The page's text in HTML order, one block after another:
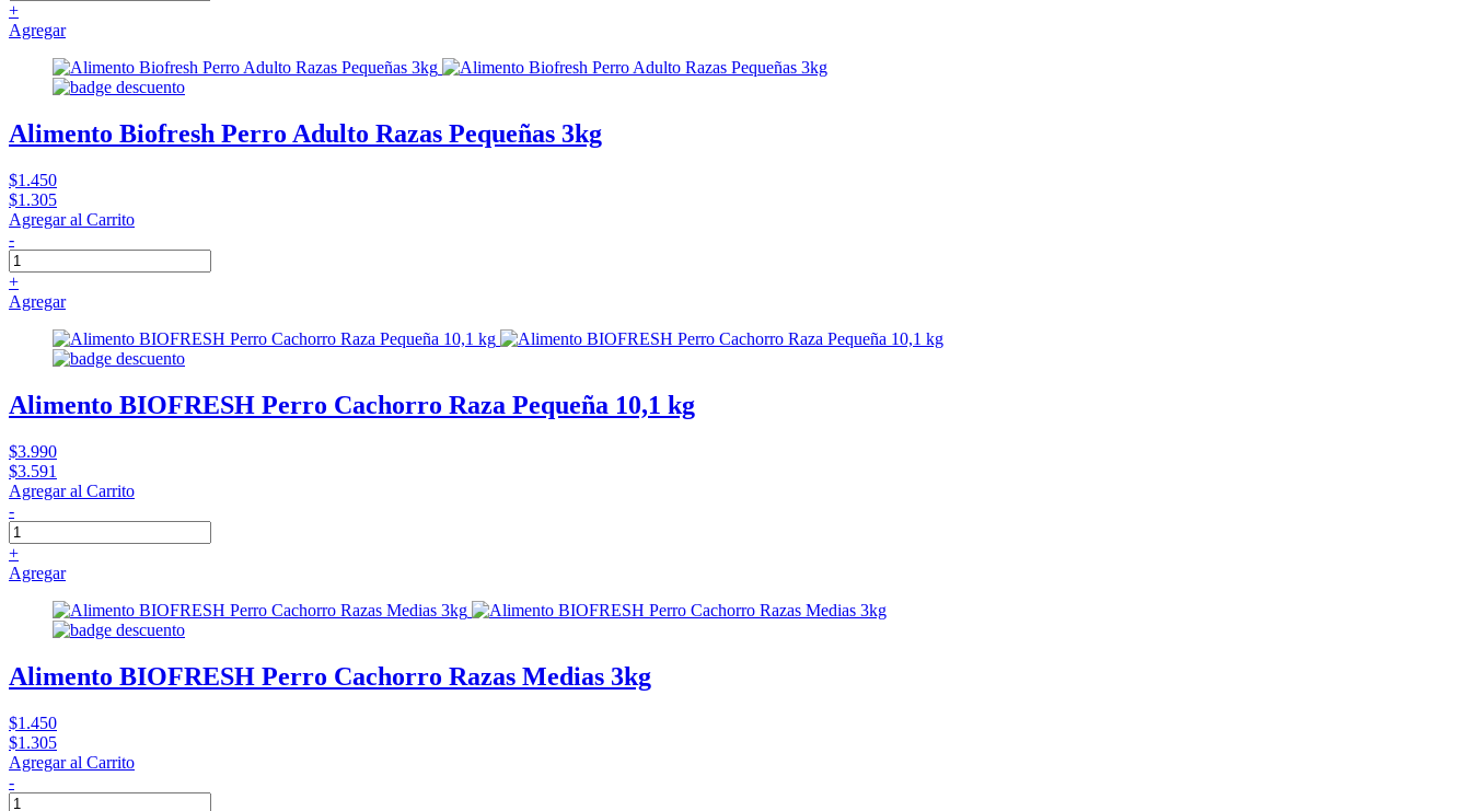
+
Agregar
Alimento Biofresh Perro Adulto Razas Pequeñas 3kg
$1.450
$1.305
Agregar al Carrito
-
+
Agregar
Alimento BIOFRESH Perro Cachorro Raza Pequeña 10,1 kg
$3.990
$3.591
Agregar al Carrito
-
+
Agregar
Alimento BIOFRESH Perro Cachorro Razas Medias 3kg
$1.450
$1.305
Agregar al Carrito
-